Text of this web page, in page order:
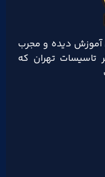
آموزش دیده و مجرب
تاسیسات تهران که